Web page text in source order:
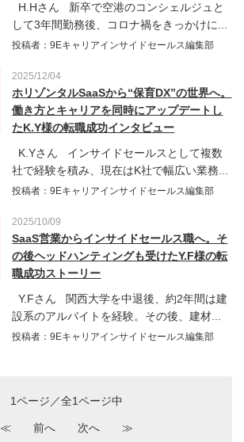
H.Hさん 新卒で空港のコンシェルジュと
して3年間勤務後、コロナ禍をきっかけに...
投稿者：9Eキャリアインサイドセールス編集部
2025/12/04
ホリゾンタルSaaSから“保育DX”の世界へ。
働き方とキャリアを同時にアップデートし
たK.Y様の転職成功インタビュー
K.Yさん インサイドセールスとして複数
社で経験を積み、現在はK社で幅広い業務...
投稿者：9Eキャリアインサイドセールス編集部
2025/10/09
SaaS営業からインサイドセールス職へ。そ
の後ヘッドハンティングも受けたY.F様の転
職成功ストーリー
Y.Fさん 関西大学を中退後、約2年間は建
設系のアルバイトを経験。その後、建材...
投稿者：9Eキャリアインサイドセールス編集部
1ページ／全1ページ中
≪ 前へ 次へ ≫